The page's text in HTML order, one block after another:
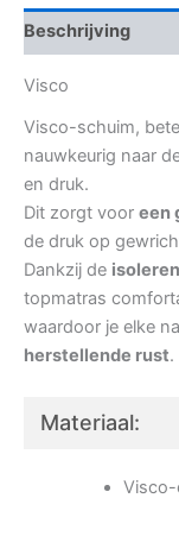
Beschrijving
Visco
Visco-schuim,
nauwkeurig naar
en druk.
Dit zorgt voor een
de druk op
Dankzij de
topmatras
waardoor je elke
herstellende rust.
Materiaal:
Visco-